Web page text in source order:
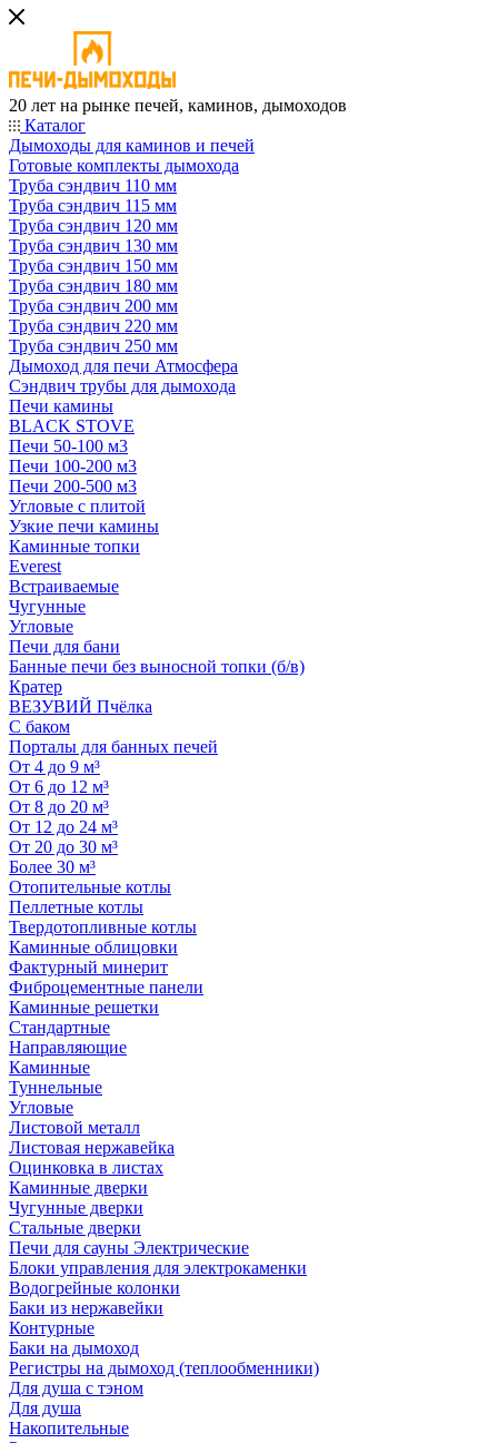
20 лет на рынке печей, каминов, дымоходов
Каталог
Дымоходы для каминов и печей
Готовые комплекты дымохода
Труба сэндвич 110 мм
Труба сэндвич 115 мм
Труба сэндвич 120 мм
Труба сэндвич 130 мм
Труба сэндвич 150 мм
Труба сэндвич 180 мм
Труба сэндвич 200 мм
Труба сэндвич 220 мм
Труба сэндвич 250 мм
Дымоход для печи Атмосфера
Сэндвич трубы для дымохода
Печи камины
BLACK STOVE
Печи 50-100 м3
Печи 100-200 м3
Печи 200-500 м3
Угловые с плитой
Узкие печи камины
Каминные топки
Everest
Встраиваемые
Чугунные
Угловые
Печи для бани
Банные печи без выносной топки (б/в)
Кратер
ВЕЗУВИЙ Пчёлка
С баком
Порталы для банных печей
От 4 до 9 м³
От 6 до 12 м³
От 8 до 20 м³
От 12 до 24 м³
От 20 до 30 м³
Более 30 м³
Отопительные котлы
Пеллетные котлы
Твердотопливные котлы
Каминные облицовки
Фактурный минерит
Фиброцементные панели
Каминные решетки
Стандартные
Направляющие
Каминные
Туннельные
Угловые
Листовой металл
Листовая нержавейка
Оцинковка в листах
Каминные дверки
Чугунные дверки
Стальные дверки
Печи для сауны Электрические
Блоки управления для электрокаменки
Водогрейные колонки
Баки из нержавейки
Контурные
Баки на дымоход
Регистры на дымоход (теплообменники)
Для душа с тэном
Для душа
Накопительные